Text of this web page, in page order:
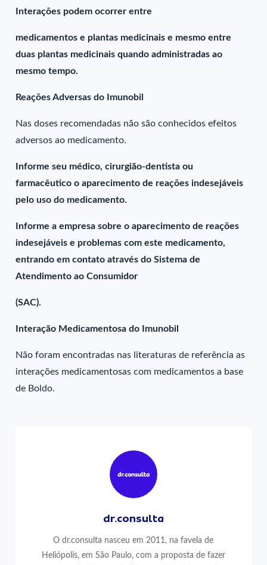
Interações podem ocorrer entre
medicamentos e plantas medicinais e mesmo entre
duas plantas medicinais quando administradas ao
mesmo tempo.
Reações Adversas do Imunobil
Nas doses recomendadas não são conhecidos efeitos
adversos ao medicamento.
Informe seu médico, cirurgião-dentista ou
farmacêutico o aparecimento de reações indesejáveis
pelo uso do medicamento.
Informe a empresa sobre o aparecimento de reações
indesejáveis e problemas com este medicamento,
entrando em contato através do Sistema de
Atendimento ao Consumidor
(SAC).
Interação Medicamentosa do Imunobil
Não foram encontradas nas literaturas de referência as
interações medicamentosas com medicamentos a base
de Boldo.
dr.consulta
O dr.consulta nasceu em 2011, na favela de
Heliópolis, em São Paulo, com a proposta de fazer